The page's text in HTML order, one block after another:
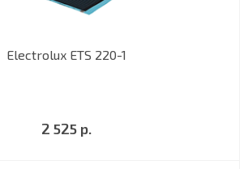
Electrolux ETS 220-1
2 525 р.